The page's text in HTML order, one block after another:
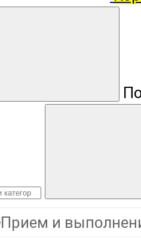
Прием и